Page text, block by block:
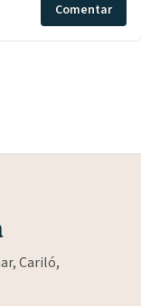
Comentar
Cariló,